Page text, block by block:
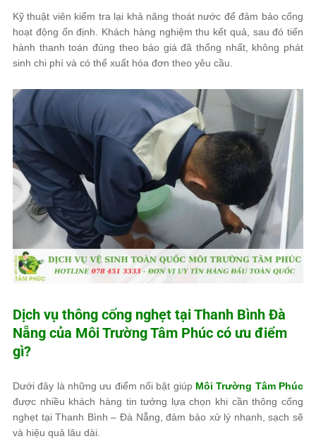
Kỹ thuật viên kiểm tra lại khả năng thoát nước để đảm bảo cống
hoạt động ổn định. Khách hàng nghiệm thu kết quả, sau đó tiến
hành thanh toán đúng theo báo giá đã thống nhất, không phát
sinh chi phí và có thể xuất hóa đơn theo yêu cầu.
Dịch vụ thông cống nghẹt tại Thanh Bình Đà
Nẵng của Môi Trường Tâm Phúc có ưu điểm
gì?
Dưới đây là những ưu điểm nổi bật giúp Môi Trường Tâm Phúc
được nhiều khách hàng tin tưởng lựa chọn khi cần thông cống
nghẹt tại Thanh Bình – Đà Nẵng, đảm bảo xử lý nhanh, sạch sẽ
và hiệu quả lâu dài.